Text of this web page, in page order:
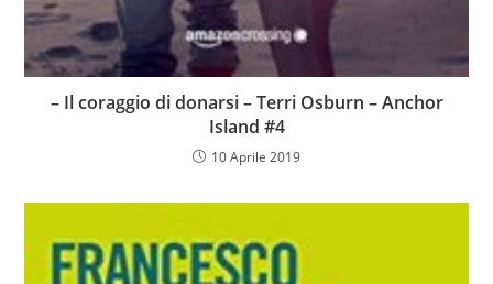
– Il coraggio di donarsi – Terri Osburn – Anchor
Island #4
10 Aprile 2019